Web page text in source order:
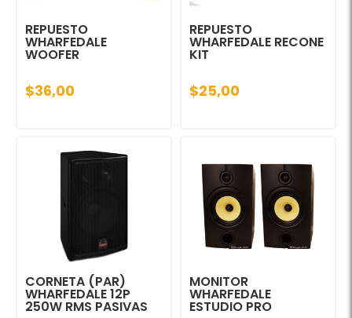
REPUESTO
WHARFEDALE
WOOFER
$36,00
REPUESTO
WHARFEDALE RECONE
KIT
$25,00
CORNETA (PAR)
WHARFEDALE 12P
250W RMS PASIVAS
MONITOR
WHARFEDALE
ESTUDIO PRO